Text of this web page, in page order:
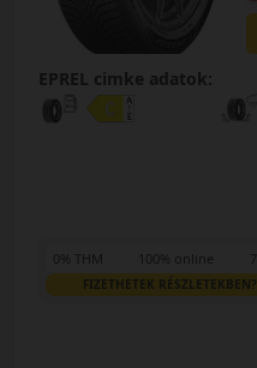
EPREL cimke adatok:
0% THM 100% online
FIZETHETEK RÉSZLETEKBEN?